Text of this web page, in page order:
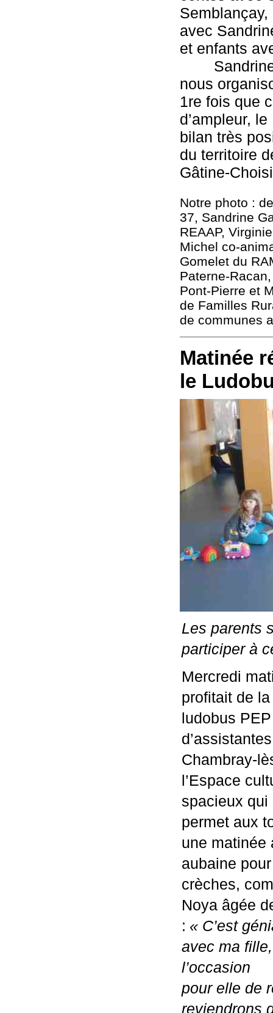
avec
et enfants
Sandrine
nous
1re fois que
d’ampleur,
bilan très
du territoire
Gâtine-
Notre photo :
37, Sandrine
REAAP,
Michel co-
Gomelet du
Paterne-
Pont-Pierre et
de Familles
de communes
Matinée
le
Les parents
participer à
Mercredi
profitait de
ludobus
Chambray-
l’Espace
spacieux qui
permet aux
une matinée
aubaine
crèches,
Noya âgée
: « C’est
avec ma
l’occasion
pour elle de
reviendrons